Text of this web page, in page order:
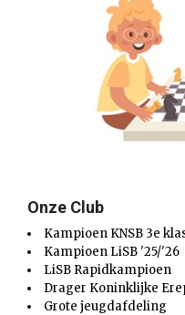
Onze Club
Kampioen KNSB 3e
Kampioen LiSB '25/'26
LiSB Rapidkampioen
Drager Koninklijke
Grote jeugdafdeling